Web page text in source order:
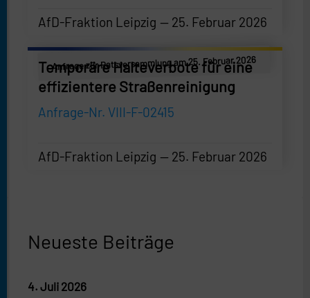
AfD-Fraktion Leipzig 25. Februar 2026
AfD-Fraktion Leipzig — 25. Februar 2026
Anfrage zur Ratsversammlung am 25. Februar 2026
Temporäre Halteverbote für eine
effizientere Straßenreinigung
Anfrage-Nr. VIII-F-02415
AfD-Fraktion Leipzig 25. Februar 2026
AfD-Fraktion Leipzig — 25. Februar 2026
Neueste Beiträge
4. Juli 2026